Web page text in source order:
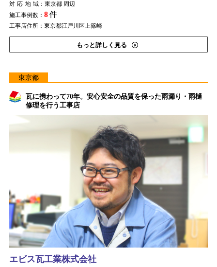
対応地域：東京都 周辺
施工事例数： 8件
工事店住所：東京都江戸川区上篠崎
もっと詳しく見る
東京都
瓦に携わって70年。安心安全の品質を保った雨漏り・雨樋
修理を行う工事店
エビス瓦工業株式会社